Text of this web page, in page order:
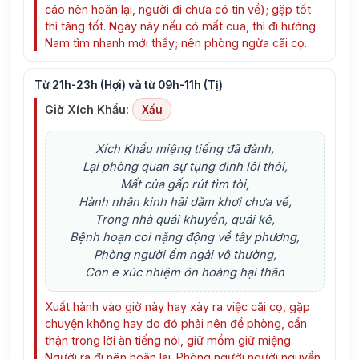
cáo nên hoãn lại, người đi chưa có tin về); gặp tốt
thì tăng tốt. Ngày này nếu có mất của, thì đi hướng
Nam tìm nhanh mới thấy; nên phòng ngừa cãi cọ.
Từ 21h-23h (Hợi) và từ 09h-11h (Tị)
Giờ Xích Khẩu: Xấu
Xích Khẩu miệng tiếng đã đành,
Lại phòng quan sự tụng đình lôi thôi,
Mất của gấp rút tìm tòi,
Hành nhân kinh hãi dặm khơi chưa về,
Trong nhà quái khuyển, quái kê,
Bệnh hoạn coi nặng động về tây phương,
Phòng người ếm ngải vô thường,
Còn e xúc nhiệm ôn hoàng hại thân
Xuất hành vào giờ này hay xảy ra việc cãi cọ, gặp
chuyện không hay do đó phải nên đề phòng, cẩn
thận trong lời ăn tiếng nói, giữ mồm giữ miệng.